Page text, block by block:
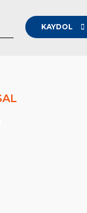
KAYDOL